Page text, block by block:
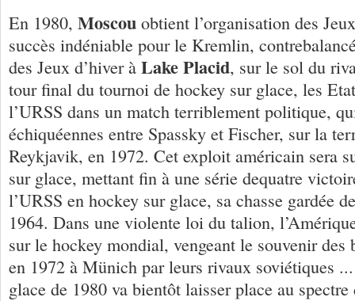
En 1980, Moscou obtient l’organisation des
succès indéniable pour le Kremlin,
des Jeux d’hiver à Lake Placid, sur le sol du
tour final du tournoi de hockey sur glace, les
l’URSS dans un match terriblement politique,
échiquéennes entre Spassky et Fischer, sur la
Reykjavik, en 1972. Cet exploit américain sera
sur glace, mettant fin à une série dequatre
l’URSS en hockey sur glace, sa chasse gardée
1964. Dans une violente loi du talion,
sur le hockey mondial, vengeant le souvenir des
en 1972 à Münich par leurs rivaux soviétiques
glace de 1980 va bientôt laisser place au